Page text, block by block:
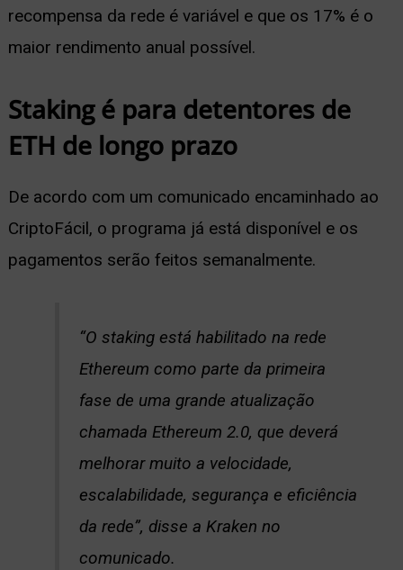
recompensa da rede é variável e que os 17% é o
maior rendimento anual possível.
Staking é para detentores de
ETH de longo prazo
De acordo com um comunicado encaminhado ao
CriptoFácil, o programa já está disponível e os
pagamentos serão feitos semanalmente.
“O staking está habilitado na rede
Ethereum como parte da primeira
fase de uma grande atualização
chamada Ethereum 2.0, que deverá
melhorar muito a velocidade,
escalabilidade, segurança e eficiência
da rede”, disse a Kraken no
comunicado.